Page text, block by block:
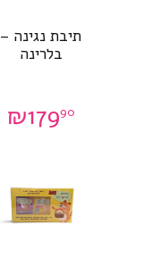
תיבת נגינה –
בלרינה
₪17990